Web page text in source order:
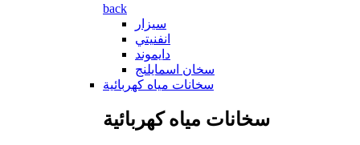
back
سيزار
انفنيتي
دايموند
سخان اسمايلنج
سخانات مياه كهربائية
سخانات مياه كهربائية